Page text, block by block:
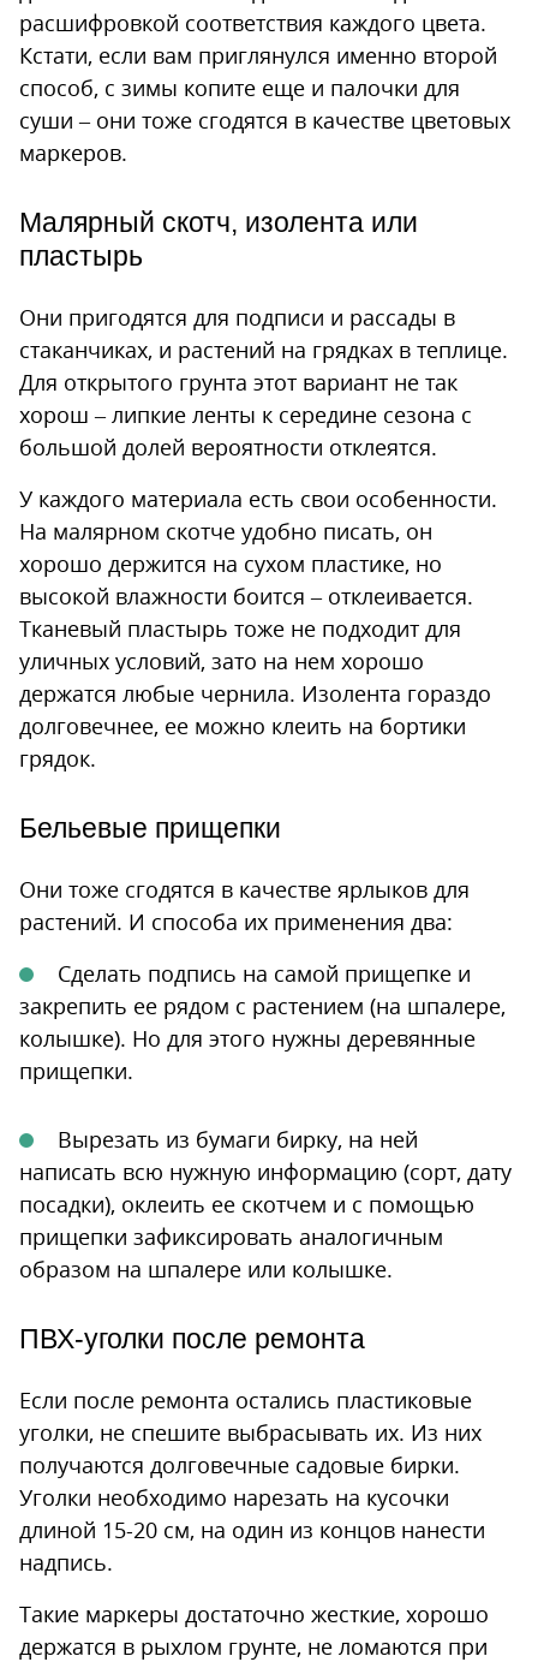
расшифровкой соответствия каждого цвета.
Кстати, если вам приглянулся именно второй
способ, с зимы копите еще и палочки для
суши – они тоже сгодятся в качестве цветовых
маркеров.
Малярный скотч, изолента или
пластырь
Они пригодятся для подписи и рассады в
стаканчиках, и растений на грядках в теплице.
Для открытого грунта этот вариант не так
хорош – липкие ленты к середине сезона с
большой долей вероятности отклеятся.
У каждого материала есть свои особенности.
На малярном скотче удобно писать, он
хорошо держится на сухом пластике, но
высокой влажности боится – отклеивается.
Тканевый пластырь тоже не подходит для
уличных условий, зато на нем хорошо
держатся любые чернила. Изолента гораздо
долговечнее, ее можно клеить на бортики
грядок.
Бельевые прищепки
Они тоже сгодятся в качестве ярлыков для
растений. И способа их применения два:
Сделать подпись на самой прищепке и
закрепить ее рядом с растением (на шпалере,
колышке). Но для этого нужны деревянные
прищепки.
Вырезать из бумаги бирку, на ней
написать всю нужную информацию (сорт, дату
посадки), оклеить ее скотчем и с помощью
прищепки зафиксировать аналогичным
образом на шпалере или колышке.
ПВХ-уголки после ремонта
Если после ремонта остались пластиковые
уголки, не спешите выбрасывать их. Из них
получаются долговечные садовые бирки.
Уголки необходимо нарезать на кусочки
длиной 15-20 см, на один из концов нанести
надпись.
Такие маркеры достаточно жесткие, хорошо
держатся в рыхлом грунте, не ломаются при